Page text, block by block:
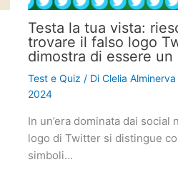
Testa la tua vista:
trovare il falso logo
dimostra di essere un
Test e Quiz / Di Clelia Alminerva
2024
In un’era dominata dai social
logo di Twitter si distingue
simboli…